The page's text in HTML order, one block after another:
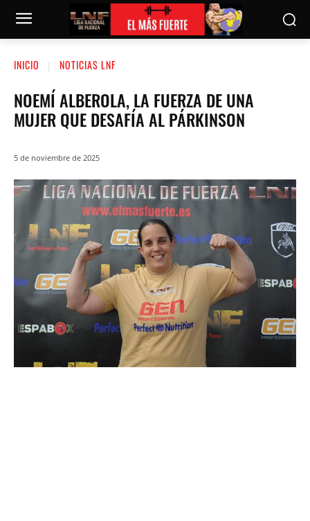
INICIO NOTICIAS LNF
NOEMÍ ALBEROLA, LA FUERZA DE UNA
MUJER QUE DESAFÍA AL PÁRKINSON
5 de noviembre de 2025